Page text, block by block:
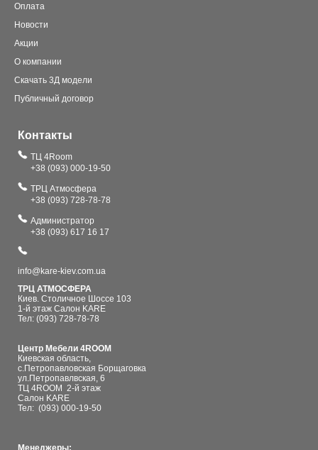
Оплата
Новости
Акции
О компании
Скачать 3Д модели
Публичный договор
Контакты
ТЦ 4Room
+38 (093) 000-19-50
ТРЦ Атмосфера
+38 (093) 728-78-78
Администратор
+38 (093) 617 16 17
info@kare-kiev.com.ua
ТРЦ АТМОСФЕРА
Киев. Столичное Шоссе 103
1-й этаж Салон KARE
Тел: (093) 728-78-78
Центр Мебели 4ROOM
Киевская область,
с.Петропавловская Борщаговка
ул.Петропавлвская, 6
ТЦ 4ROOM 2-й этаж
Салон KARE
Тел: (093) 000-19-50
Менеджеры: